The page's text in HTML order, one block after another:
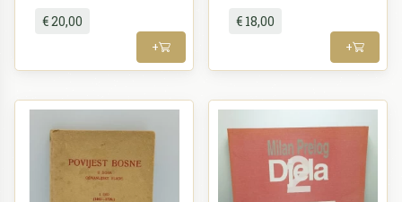
€ 20,00
+
€ 18,00
+